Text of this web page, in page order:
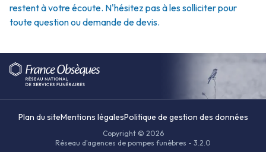
restent à votre écoute. N'hésitez pas à les solliciter pour
toute question ou demande de devis.
Plan du siteMentions légalesPolitique de gestion des données
Copyright © 2026
Réseau d'agences de pompes funèbres - 3.2.0